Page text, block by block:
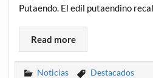
Putaendo. El edil putaendino
Read more
Noticias Destacados